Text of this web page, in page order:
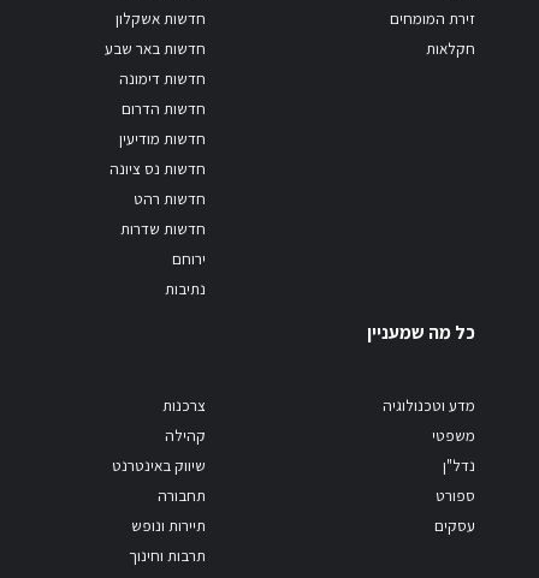
זירת המומחים
חקלאות
חדשות אשקלון
חדשות באר שבע
חדשות דימונה
חדשות הדרום
חדשות מודיעין
חדשות נס ציונה
חדשות רהט
חדשות שדרות
ירוחם
נתיבות
כל מה שמעניין
מדע וטכנולוגיה
משפטי
נדל"ן
ספורט
עסקים
צרכנות
קהילה
שיווק באינטרנט
תחבורה
תיירות ונופש
תרבות וחינוך